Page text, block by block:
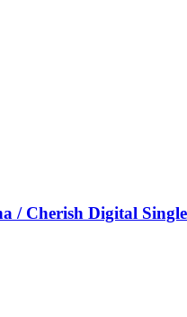
/ Cherish Digital